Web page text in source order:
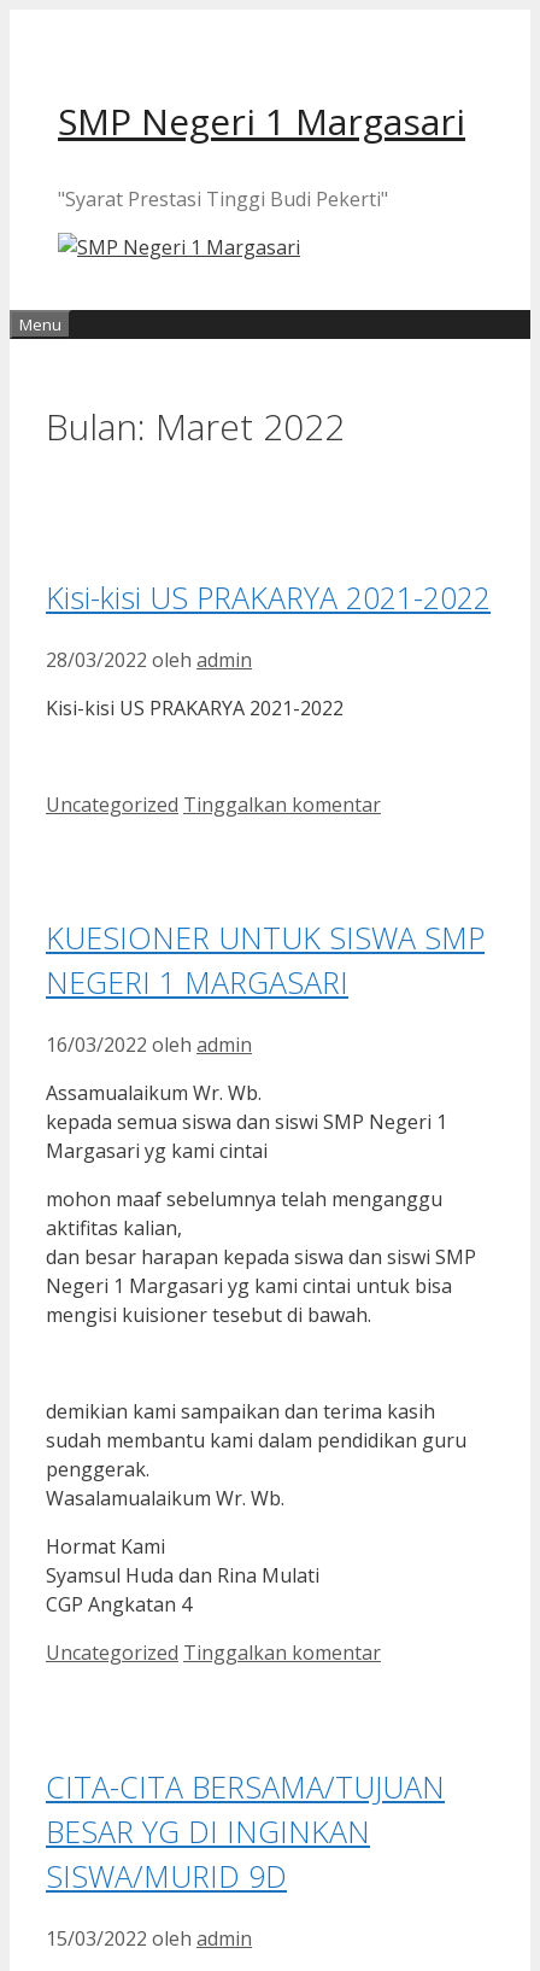
SMP Negeri 1 Margasari
"Syarat Prestasi Tinggi Budi Pekerti"
Menu
Bulan: Maret 2022
Kisi-kisi US PRAKARYA 2021-2022
28/03/2022 oleh admin
Kisi-kisi US PRAKARYA 2021-2022
Kategori
Uncategorized Tinggalkan komentar
KUESIONER UNTUK SISWA SMP
NEGERI 1 MARGASARI
16/03/2022 oleh admin
Assamualaikum Wr. Wb.
kepada semua siswa dan siswi SMP Negeri 1
Margasari yg kami cintai
mohon maaf sebelumnya telah menganggu
aktifitas kalian,
dan besar harapan kepada siswa dan siswi SMP
Negeri 1 Margasari yg kami cintai untuk bisa
mengisi kuisioner tesebut di bawah.
demikian kami sampaikan dan terima kasih
sudah membantu kami dalam pendidikan guru
penggerak.
Wasalamualaikum Wr. Wb.
Hormat Kami
Syamsul Huda dan Rina Mulati
CGP Angkatan 4
Kategori
Uncategorized Tinggalkan komentar
CITA-CITA BERSAMA/TUJUAN
BESAR YG DI INGINKAN
SISWA/MURID 9D
15/03/2022 oleh admin